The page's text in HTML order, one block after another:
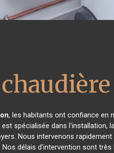
, les habitants ont confiance en
est spécialisée dans l'installation,
Nous intervenons
Nos délais d'intervention sont